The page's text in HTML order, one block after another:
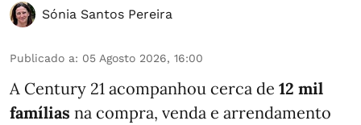
Sónia Santos Pereira
Publicado a: 05 Agosto 2026, 16:00
A Century 21 acompanhou cerca de 12 mil
famílias na compra, venda e arrendamento